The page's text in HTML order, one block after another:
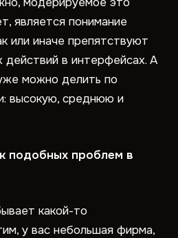
является понимание
или иначе препятствуют
в интерфейсах. А
можно делить по
высокую, среднюю и
подобных проблем в
какой-то
у вас небольшая фирма,